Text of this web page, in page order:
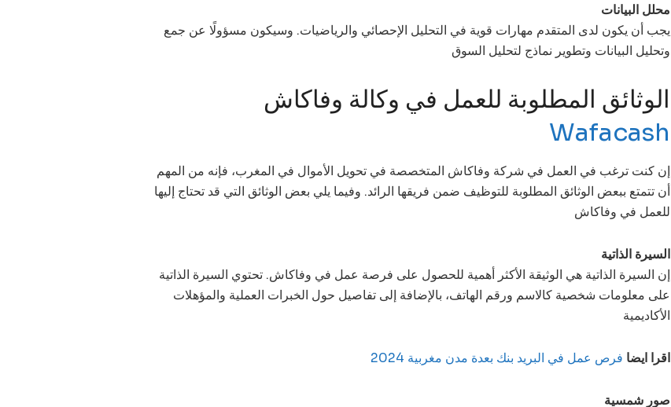
محلل البيانات
يجب أن يكون لدى المتقدم مهارات قوية في التحليل الإحصائي والرياضيات. وسيكون مسؤولًا عن جمع
وتحليل البيانات وتطوير نماذج لتحليل السوق
الوثائق المطلوبة للعمل في وكالة وفاكاش
Wafacash
إن كنت ترغب في العمل في شركة وفاكاش المتخصصة في تحويل الأموال في المغرب، فإنه من المهم
أن تتمتع ببعض الوثائق المطلوبة للتوظيف ضمن فريقها الرائد. وفيما يلي بعض الوثائق التي قد تحتاج إليها
للعمل في وفاكاش
السيرة الذاتية
إن السيرة الذاتية هي الوثيقة الأكثر أهمية للحصول على فرصة عمل في وفاكاش. تحتوي السيرة الذاتية
على معلومات شخصية كالاسم ورقم الهاتف، بالإضافة إلى تفاصيل حول الخبرات العملية والمؤهلات
الأكاديمية
اقرا ايضا فرص عمل في البريد بنك بعدة مدن مغربية 2024
صور شمسية